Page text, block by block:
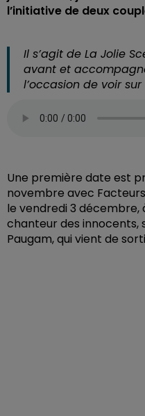
l’initiative de deux
Il s’agit de La Jolie
avant et
l’occasion de voir
Une première date est
novembre avec
le vendredi 3 décembre,
chanteur des innocents,
Paugam, qui vient de